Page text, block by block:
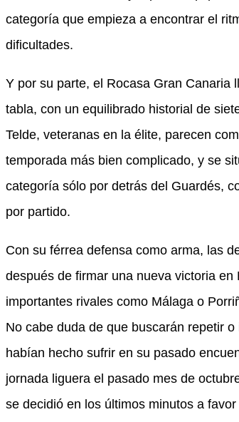
categoría que empieza a encontrar el
dificultades.
Y por su parte, el Rocasa Gran Canaria
tabla, con un equilibrado historial de
Telde, veteranas en la élite, parecen
temporada más bien complicado, y se
categoría sólo por detrás del Guardés,
por partido.
Con su férrea defensa como arma, las
después de firmar una nueva victoria
importantes rivales como Málaga o
No cabe duda de que buscarán repetir
habían hecho sufrir en su pasado
jornada liguera el pasado mes de
se decidió en los últimos minutos a